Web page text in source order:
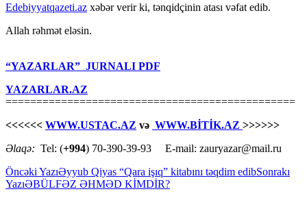
Edebiyyatqazeti.az xəbər verir ki, tənqidçinin atası vəfat edib.
Allah rəhmət eləsin.
“YAZARLAR” JURNALI PDF
YAZARLAR.AZ
===============================================
<<<<<< WWW.USTAC.AZ və WWW.BİTİK.AZ >>>>>>
Əlaqə: Tel: (+994) 70-390-39-93 E-mail: zauryazar@mail.ru
Yazılar
üzrə
Öncəki YazıƏyyub Qiyas “Qara işıq” kitabını təqdim edibSonrakı
YazıƏBÜLFƏZ ƏHMƏD KİMDİR?